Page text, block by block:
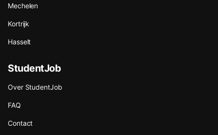
Mechelen
Kortrijk
Hasselt
StudentJob
Over StudentJob
FAQ
Contact